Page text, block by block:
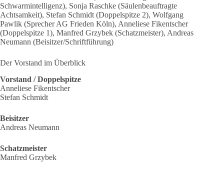
Schwarmintelligenz), Sonja Raschke (Säulenbeauftragte
Achtsamkeit), Stefan Schmidt (Doppelspitze 2), Wolfgang
Pawlik (Sprecher AG Frieden Köln), Anneliese Fikentscher
(Doppelspitze 1), Manfred Grzybek (Schatzmeister), Andreas
Neumann (Beisitzer/Schriftführung)
Der Vorstand im Überblick
Vorstand / Doppelspitze
Anneliese Fikentscher
Stefan Schmidt
Beisitzer
Andreas Neumann
Schatzmeister
Manfred Grzybek